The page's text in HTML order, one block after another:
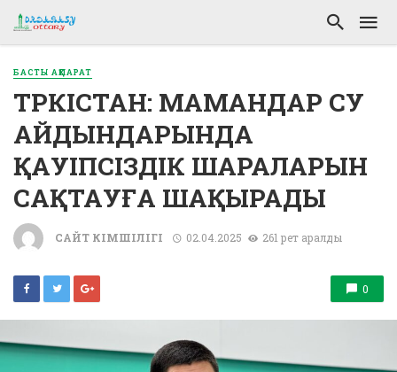
БАСТЫ АҚПАРАТ
ТҮРКІСТАН: МАМАНДАР СУ
АЙДЫНДАРЫНДА
ҚАУІПСІЗДІК ШАРАЛАРЫН
САҚТАУҒА ШАҚЫРАДЫ
САЙТ ӘКІМШІЛІГІ 02.04.2025 261 рет қаралды
0